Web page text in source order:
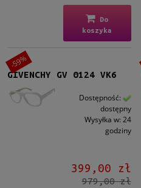
Czarny
Biały (1)
Do
koszyka
GIVENCHY GV 0124 VK6
Dostępność:
dostępny
Wysyłka w: 24
godziny
399,00 zł
979,00 zł
-59%